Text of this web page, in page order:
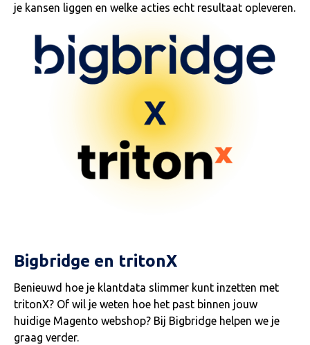
je kansen liggen en welke acties echt resultaat opleveren.
Bigbridge en tritonX
Benieuwd hoe je klantdata slimmer kunt inzetten met
tritonX? Of wil je weten hoe het past binnen jouw
huidige Magento webshop? Bij Bigbridge helpen we je
graag verder.